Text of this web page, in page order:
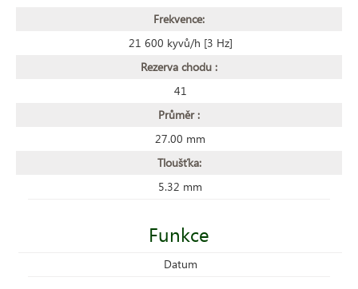
Frekvence:
21 600 kyvů/h [3 Hz]
Rezerva chodu :
41
Průměr :
27.00 mm
Tloušťka:
5.32 mm
Funkce
Datum